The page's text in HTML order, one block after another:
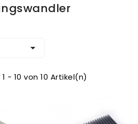

- 10 von 10 Artikel(n)